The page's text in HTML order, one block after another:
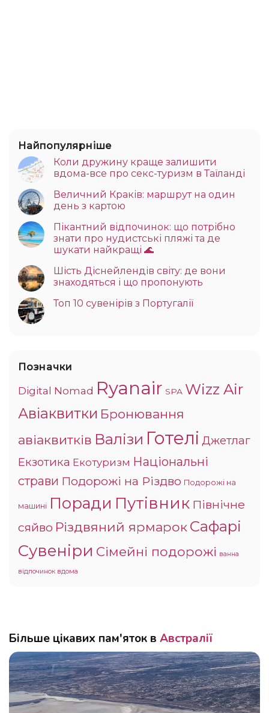
Найпопулярніше
Коли дружину краще залишити
вдома-все про секс-туризм в Таїланді
Величний Краків: маршрут на один
день з картою
Пікантний відпочинок: що потрібно
знати про нудистські пляжі та де
шукати найкращі 🌊
Шість Діснейлендів світу: де вони
знаходяться і що пропонують
Топ 10 сувенірів з Португалії
Позначки
Digital Nomad Ryanair SPA Wizz Air
Авіаквитки Бронювання
авіаквитків Валізи Готелі Джетлаг
Екзотика Екотуризм Національні
страви Подорожі на Різдво Подорожі на
машині Поради Путівник Північне
сяйво Різдвяний ярмарокСафарі
Сувеніри Сімейні подорожі ванна
відпочинок вдома
Більше цікавих пам'яток в Австралії